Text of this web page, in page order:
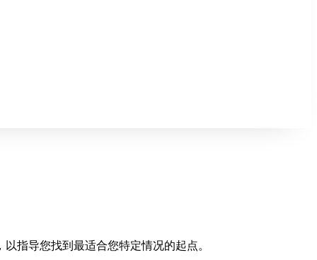
指导您找到最适合您特定情况的起点。